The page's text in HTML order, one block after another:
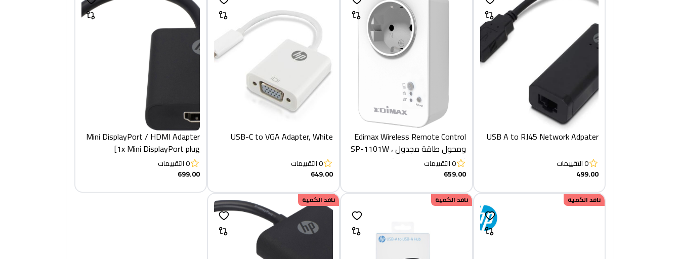
USB A to RJ45 Network Adpater
0التقييمات
499.00
Edimax Wireless Remote Control
ومحول طاقة مجدول ، SP-1101W
(ومفتاح طاقة مجدول)
0التقييمات
659.00
USB-C to VGA Adapter, White
0التقييمات
649.00
Mini DisplayPort / HDMI Adapter
[1x Mini DisplayPort plug
0التقييمات
699.00
نافد الكمية نافد الكمية نافد الكمية